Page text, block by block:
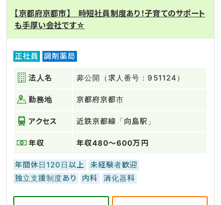
【京都府京都市】 時短社員制度あり！子育てのサポート
も手厚い会社です☆
正社員 調剤薬局
法人名 非公開（求人番号：951124）
勤務地 京都府京都市
アクセス 近鉄京都線「向島駅」
年収 年収480～600万円
年間休日120日以上
未経験者歓迎
独立支援制度あり
内科 消化器科